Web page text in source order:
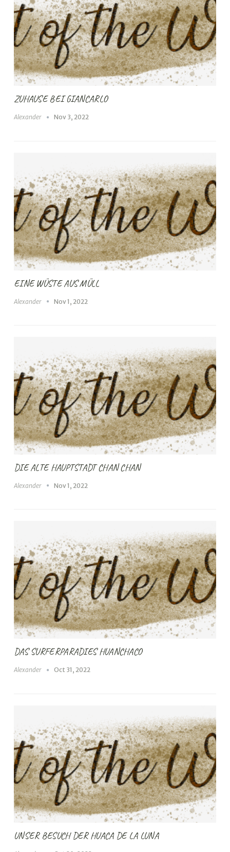
ZUHAUSE BEI GIANCARLO
Alexander Nov 3, 2022
EINE WÜSTE AUS MÜLL
Alexander Nov 1, 2022
DIE ALTE HAUPTSTADT CHAN CHAN
Alexander Nov 1, 2022
DAS SURFERPARADIES HUANCHACO
Alexander Oct 31, 2022
UNSER BESUCH DER HUACA DE LA LUNA